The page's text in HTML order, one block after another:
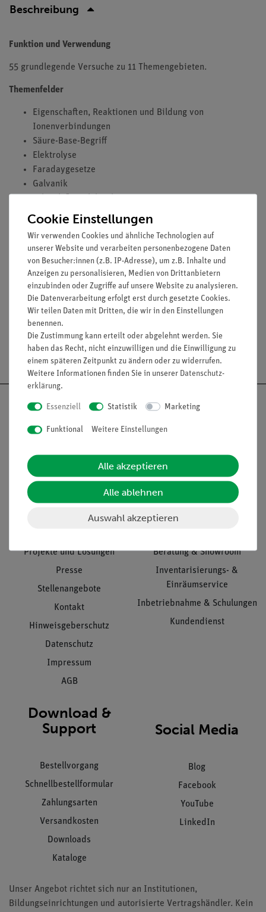
Beschreibung
Funktion und Verwendung
55 grundlegende Versuche zu 11 Themengebieten.
Themenfelder
Eigenschaften, Reaktionen und Bildung von
Ionenverbindungen
Säure-Base-Begriff
Elektrolyse
Faradaygesetze
Galvanik
Elektrochemische Spannungsreihe
Korrosion
Reaktionsgeschwindigkeit
Versuche
Versandkostenfrei ab 300,- €
Informationen
Projekte und Lösungen
Presse
Stellenangebote
Kontakt
Hinweisgeberschutz
Datenschutz
Impressum
AGB
Beratung & Showroom
Inventarisierungs- &
Einräumservice
Inbetriebnahme & Schulungen
Kundendienst
Download &
Support
Bestellvorgang
Schnellbestellformular
Zahlungsarten
Versandkosten
Downloads
Kataloge
Social Media
Blog
Facebook
YouTube
LinkedIn
Unser Angebot richtet sich nur an Institutionen,
Bildungseinrichtungen und autorisierte Vertragshändler. Kein
Cookie Einstellungen
Wir verwenden Cookies und ähnliche Technologien auf
unserer Website und verarbeiten personenbezogene Daten
von Besucher:innen (z.B. IP-Adresse), um z.B. Inhalte und
Anzeigen zu personalisieren, Medien von Drittanbietern
einzubinden oder Zugriffe auf unsere Website zu analysieren.
Die Datenverarbeitung erfolgt erst durch gesetzte Cookies.
Wir teilen Daten mit Dritten, die wir in den Einstellungen
benennen.
Die Zustimmung kann erteilt oder abgelehnt werden. Sie
haben das Recht, nicht einzuwilligen und die Einwilligung zu
einem späteren Zeitpunkt zu ändern oder zu widerrufen.
Weitere Informationen finden Sie in unserer Daten­schutz­
erklärung.
Essenziell Statistik Marketing
Funktional Weitere Einstellungen
Alle akzeptieren
Alle ablehnen
Auswahl akzeptieren